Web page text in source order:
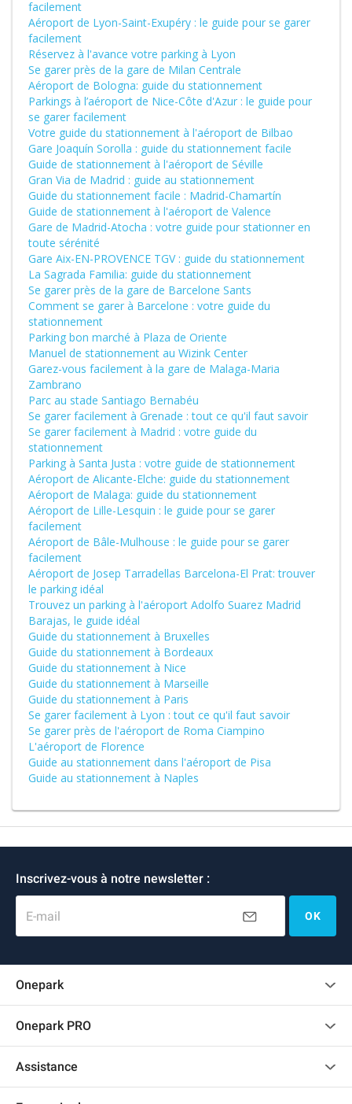
facilement
Aéroport de Lyon-Saint-Exupéry : le guide pour se garer
facilement
Réservez à l'avance votre parking à Lyon
Se garer près de la gare de Milan Centrale
Aéroport de Bologna: guide du stationnement
Parkings à l’aéroport de Nice-Côte d'Azur : le guide pour
se garer facilement
Votre guide du stationnement à l'aéroport de Bilbao
Gare Joaquín Sorolla : guide du stationnement facile
Guide de stationnement à l'aéroport de Séville
Gran Via de Madrid : guide au stationnement
Guide du stationnement facile : Madrid-Chamartín
Guide de stationnement à l'aéroport de Valence
Gare de Madrid-Atocha : votre guide pour stationner en
toute sérénité
Gare Aix-EN-PROVENCE TGV : guide du stationnement
La Sagrada Familia: guide du stationnement
Se garer près de la gare de Barcelone Sants
Comment se garer à Barcelone : votre guide du
stationnement
Parking bon marché à Plaza de Oriente
Manuel de stationnement au Wizink Center
Garez-vous facilement à la gare de Malaga-Maria
Zambrano
Parc au stade Santiago Bernabéu
Se garer facilement à Grenade : tout ce qu'il faut savoir
Se garer facilement à Madrid : votre guide du
stationnement
Parking à Santa Justa : votre guide de stationnement
Aéroport de Alicante-Elche: guide du stationnement
Aéroport de Malaga: guide du stationnement
Aéroport de Lille-Lesquin : le guide pour se garer
facilement
Aéroport de Bâle-Mulhouse : le guide pour se garer
facilement
Aéroport de Josep Tarradellas Barcelona-El Prat: trouver
le parking idéal
Trouvez un parking à l'aéroport Adolfo Suarez Madrid
Barajas, le guide idéal
Guide du stationnement à Bruxelles
Guide du stationnement à Bordeaux
Guide du stationnement à Nice
Guide du stationnement à Marseille
Guide du stationnement à Paris
Se garer facilement à Lyon : tout ce qu'il faut savoir
Se garer près de l'aéroport de Roma Ciampino
L'aéroport de Florence
Guide au stationnement dans l'aéroport de Pisa
Guide au stationnement à Naples
Inscrivez-vous à notre newsletter :
E-mail OK
Onepark
Recrutement
Onepark PRO
Assistance